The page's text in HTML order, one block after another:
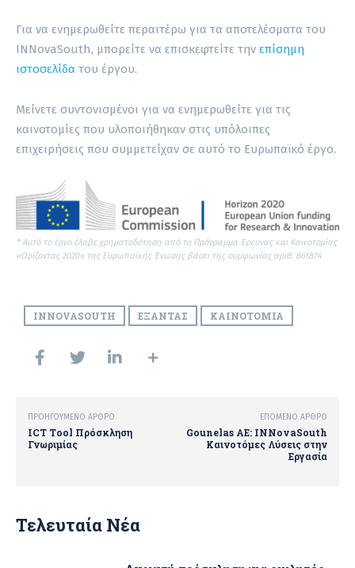
Για να ενημερωθείτε περαιτέρω για τα αποτελέσματα του
INNovaSouth, μπορείτε να επισκεφτείτε την επίσημη
ιστοσελίδα του έργου.
Μείνετε συντονισμένοι για να ενημερωθείτε για τις
καινοτομίες που υλοποιήθηκαν στις υπόλοιπες
επιχειρήσεις που συμμετείχαν σε αυτό το Ευρωπαϊκό έργο.
* Αυτό το έργο έλαβε χρηματοδότηση από το Πρόγραμμα Έρευνας και Καινοτομίας
«Ορίζοντας 2020» της Ευρωπαϊκής Ένωσης βάσει της συμφωνίας αριθ. 861874
INNOVASOUTH ΕΞΆΝΤΑΣ ΚΑΙΝΟΤΟΜΊΑ
ΠΡΟΗΓΟΎΜΕΝΟ ΆΡΘΡΟ
ΙCT Tool Πρόσκληση
Γνωριμίας
ΕΠΌΜΕΝΟ ΆΡΘΡΟ
Gounelas AE: INNovaSouth
Καινοτόμες Λύσεις στην
Εργασία
Τελευταία Νέα